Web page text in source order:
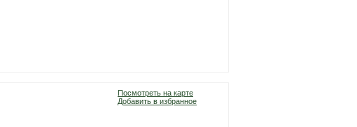
Посмотреть на карте
Добавить в избранное